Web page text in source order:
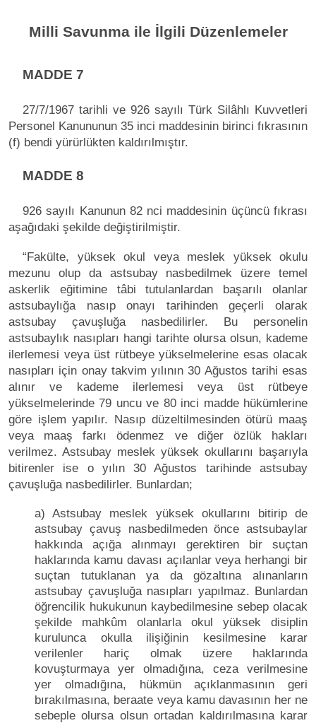
Milli Savunma ile İlgili Düzenlemeler
MADDE 7
27/7/1967 tarihli ve 926 sayılı Türk Silâhlı Kuvvetleri
Personel Kanununun 35 inci maddesinin birinci fıkrasının
(f) bendi yürürlükten kaldırılmıştır.
MADDE 8
926 sayılı Kanunun 82 nci maddesinin üçüncü fıkrası
aşağıdaki şekilde değiştirilmiştir.
“Fakülte, yüksek okul veya meslek yüksek okulu
mezunu olup da astsubay nasbedilmek üzere temel
askerlik eğitimine tâbi tutulanlardan başarılı olanlar
astsubaylığa nasıp onayı tarihinden geçerli olarak
astsubay çavuşluğa nasbedilirler. Bu personelin
astsubaylık nasıpları hangi tarihte olursa olsun, kademe
ilerlemesi veya üst rütbeye yükselmelerine esas olacak
nasıpları için onay takvim yılının 30 Ağustos tarihi esas
alınır ve kademe ilerlemesi veya üst rütbeye
yükselmelerinde 79 uncu ve 80 inci madde hükümlerine
göre işlem yapılır. Nasıp düzeltilmesinden ötürü maaş
veya maaş farkı ödenmez ve diğer özlük hakları
verilmez. Astsubay meslek yüksek okullarını başarıyla
bitirenler ise o yılın 30 Ağustos tarihinde astsubay
çavuşluğa nasbedilirler. Bunlardan;
a) Astsubay meslek yüksek okullarını bitirip de
astsubay çavuş nasbedilmeden önce astsubaylar
hakkında açığa alınmayı gerektiren bir suçtan
haklarında kamu davası açılanlar veya herhangi bir
suçtan tutuklanan ya da gözaltına alınanların
astsubay çavuşluğa nasıpları yapılmaz. Bunlardan
öğrencilik hukukunun kaybedilmesine sebep olacak
şekilde mahkûm olanlarla okul yüksek disiplin
kurulunca okulla ilişiğinin kesilmesine karar
verilenler hariç olmak üzere haklarında
kovuşturmaya yer olmadığına, ceza verilmesine
yer olmadığına, hükmün açıklanmasının geri
bırakılmasına, beraate veya kamu davasının her ne
sebeple olursa olsun ortadan kaldırılmasına karar